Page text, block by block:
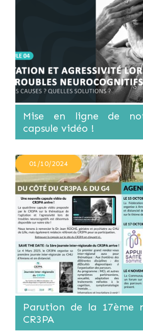
Mise en ligne de
capsule vidéo !
01/10/2024
Parution de la 17ème
CR3PA